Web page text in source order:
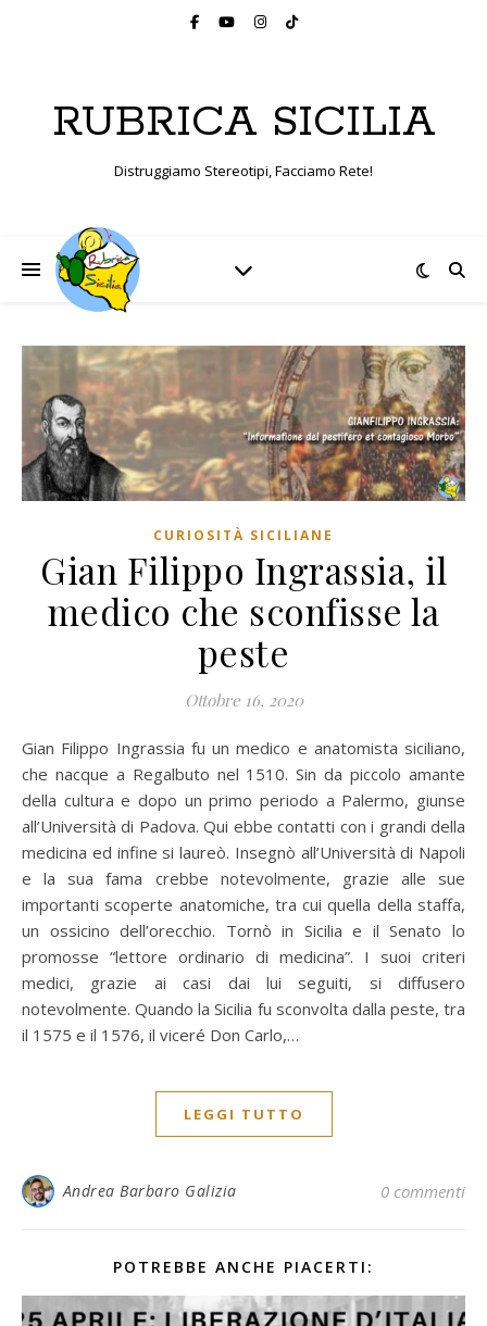
RUBRICA SICILIA
Distruggiamo Stereotipi, Facciamo Rete!
CURIOSITÀ SICILIANE
Gian Filippo Ingrassia, il
medico che sconfisse la
peste
Ottobre 16, 2020
Gian Filippo Ingrassia fu un medico e anatomista siciliano,
che nacque a Regalbuto nel 1510. Sin da piccolo amante
della cultura e dopo un primo periodo a Palermo, giunse
all’Università di Padova. Qui ebbe contatti con i grandi della
medicina ed infine si laureò. Insegnò all’Università di Napoli
e la sua fama crebbe notevolmente, grazie alle sue
importanti scoperte anatomiche, tra cui quella della staffa,
un ossicino dell’orecchio. Tornò in Sicilia e il Senato lo
promosse “lettore ordinario di medicina”. I suoi criteri
medici, grazie ai casi dai lui seguiti, si diffusero
notevolmente. Quando la Sicilia fu sconvolta dalla peste, tra
il 1575 e il 1576, il viceré Don Carlo,…
LEGGI TUTTO
Andrea Barbaro Galizia 0 commenti
POTREBBE ANCHE PIACERTI: